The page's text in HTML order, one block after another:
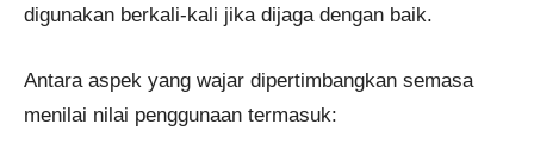
digunakan berkali-kali jika dijaga dengan baik.
Antara aspek yang wajar dipertimbangkan semasa
menilai nilai penggunaan termasuk: